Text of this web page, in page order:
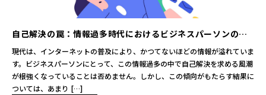
自己解決の罠：情報過多時代におけるビジネスパーソンの選
択肢とは
現代は、インターネットの普及により、かつてないほどの情報が溢れていま
す。ビジネスパーソンにとって、この情報過多の中で自己解決を求める風潮
が根強くなっていることは否めません。しかし、この傾向がもたらす結果に
ついては、あまり […]